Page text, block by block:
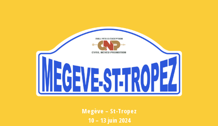
Megève – St-Tropez
10 – 13 juin 2024